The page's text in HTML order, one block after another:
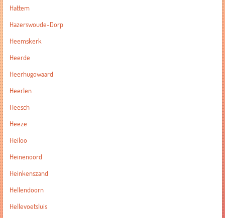
Hattem
Hazerswoude-Dorp
Heemskerk
Heerde
Heerhugowaard
Heerlen
Heesch
Heeze
Heiloo
Heinenoord
Heinkenszand
Hellendoorn
Hellevoetsluis